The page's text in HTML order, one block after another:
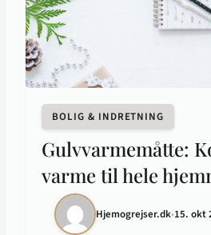
BOLIG & INDRETNING
Gulvvarmemåtte:
varme til hele
Hjemogrejser.dk•15. okt